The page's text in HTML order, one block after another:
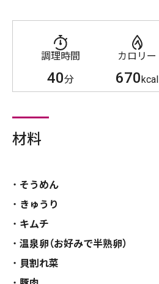
調理時間
40分
カロリー
670kcal
材料
そうめん
きゅうり
キムチ
温泉卵（お好みで半熟卵）
貝割れ菜